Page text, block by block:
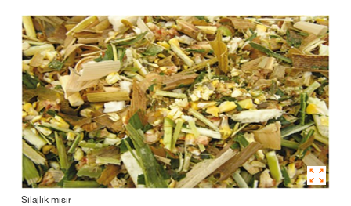
Silajlık mısır